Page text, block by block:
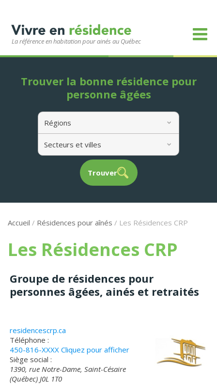
La référence en habitation pour ainés au Québec
Régions
Secteurs et villes
Trouver
Trouver la bonne résidence pour
personne âgées
Accueil / Résidences pour aînés / Les Résidences CRP
Les Résidences CRP
Groupe de résidences pour
personnes âgées, ainés et retraités
residencescrp.ca
Téléphone :
450-816-XXXX Cliquez pour afficher
Siège social :
1390, rue Notre-Dame, Saint-Césaire
(Québec) J0L 1T0